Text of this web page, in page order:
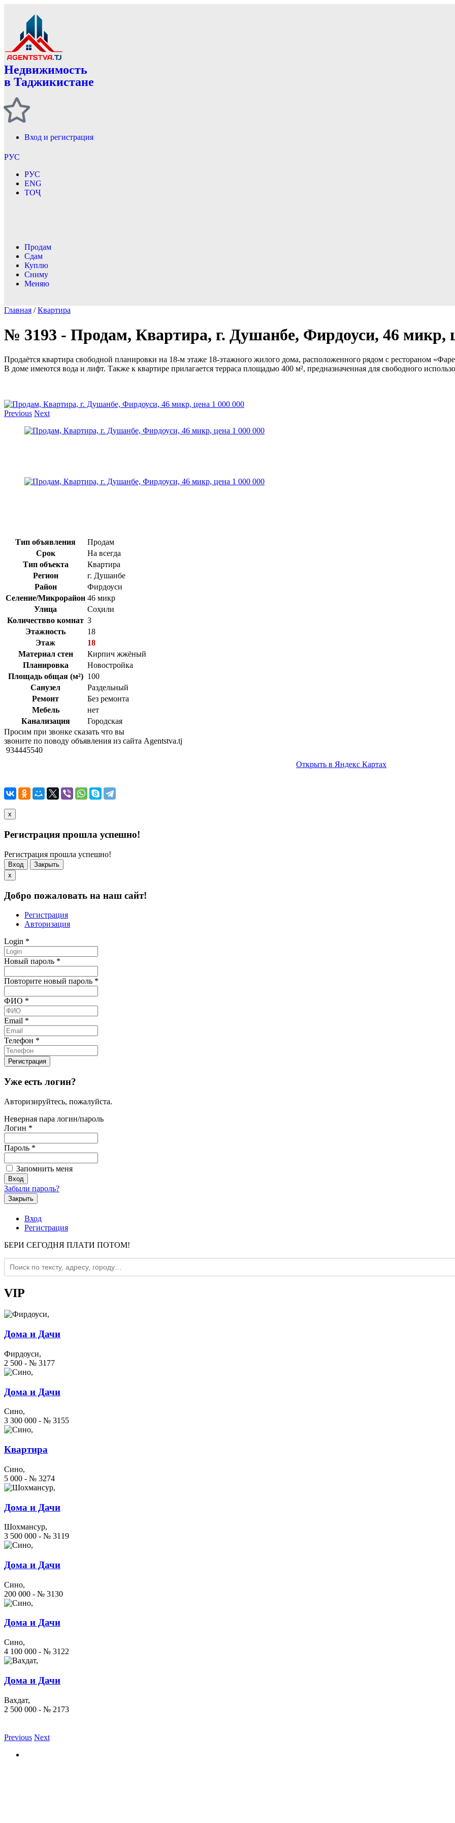
Недвижимость
в Таджикистане
Вход и регистрация
РУС
РУС
ENG
ТОҶ
Продам
Сдам
Куплю
Сниму
Меняю
Главная /Квартира
№ 3193 - Продам, Квартира, г. Душанбе, Фирдоуси, 46 микр,
Продаётся квартира свободной планировки на 18-м этаже 18-этажного жилого дома, расположенного рядом с рестораном
В доме имеются вода и лифт. Также к квартире прилагается терраса площадью 400 м², предназначенная для свободного
Previous Next
Тип объявления
Продам
Срок
На всегда
Тип объекта
Квартира
Регион
г. Душанбе
Район
Фирдоуси
Селение/Микрорайон 46 микр
Улица
Соҳили
Количествво комнат 3
Этажность
18
Этаж
18
Материал стен
Кирпич жжёный
Планировка
Новостройка
Площадь общая (м²) 100
Санузел
Раздельный
Ремонт
Без ремонта
Мебель
нет
Канализация
Городская
Просим при звонке сказать что вы
звоните по поводу объявления из сайта Agentstva.tj
934445540
Открыть в Яндекс Картах
x
Регистрация прошла успешно!
Регистрация прошла успешно!
Вход
Закрыть
x
Добро пожаловать на наш сайт!
Регистрация
Авторизация
Login *
Новый пароль *
Повторите новый пароль *
ФИО *
Email *
Телефон *
Уже есть логин?
Авторизируйтесь, пожалуйста.
Неверная пара логин/пароль
Логин *
Пароль *
Запомнить меня
Забыли пароль?
Закрыть
Вход
Регистрация
БЕРИ СЕГОДНЯ ПЛАТИ ПОТОМ!
VIP
Дома и Дачи
Фирдоуси,
2 500 - № 3177
Дома и Дачи
Сино,
3 300 000 - № 3155
Квартира
Сино,
5 000 - № 3274
Дома и Дачи
Шохмансур,
3 500 000 - № 3119
Дома и Дачи
Сино,
200 000 - № 3130
Дома и Дачи
Сино,
4 100 000 - № 3122
Дома и Дачи
Вахдат,
2 500 000 - № 2173
Previous Next